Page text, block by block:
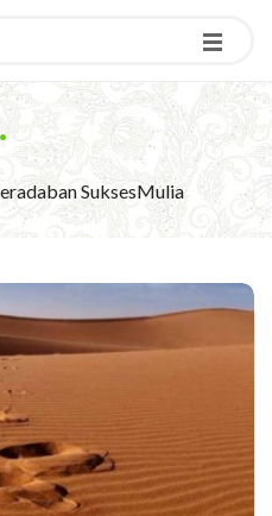
SuksesMulia